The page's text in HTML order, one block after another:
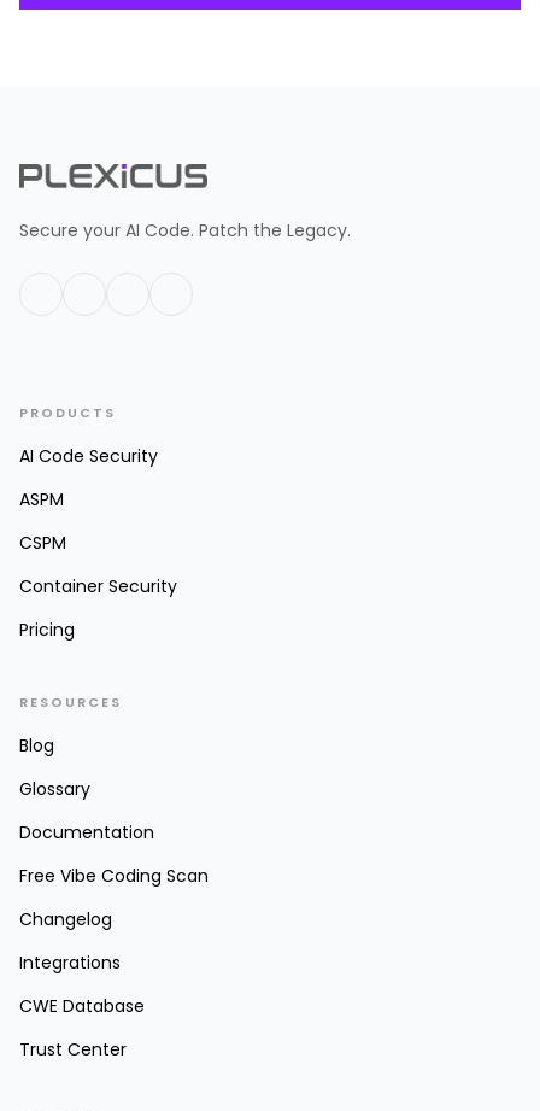
Secure your AI Code. Patch the Legacy.
PRODUCTS
AI Code Security
ASPM
CSPM
Container Security
Pricing
RESOURCES
Blog
Glossary
Documentation
Free Vibe Coding Scan
Changelog
Integrations
CWE Database
Trust Center